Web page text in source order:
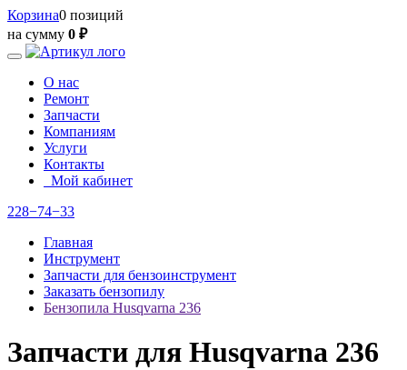
Корзина0 позиций
на сумму 0 ₽
О нас
Ремонт
Запчасти
Компаниям
Услуги
Контакты
Мой кабинет
228−74−33
Главная
Инструмент
Запчасти для бензоинструмент
Заказать бензопилу
Бензопила Нusqvarna 236
Запчасти для Нusqvarna 236